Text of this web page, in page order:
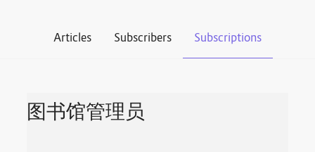
Articles Subscribers Subscriptions
图书馆管理员